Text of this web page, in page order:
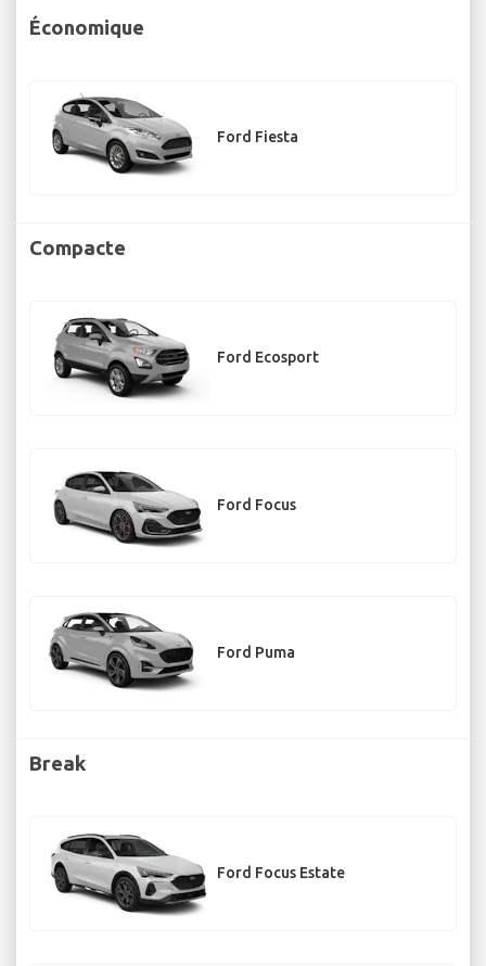
Économique
Ford Fiesta
Compacte
Ford Ecosport
Ford Focus
Ford Puma
Break
Ford Focus Estate